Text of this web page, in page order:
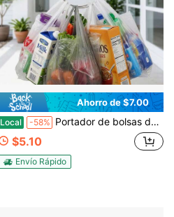
Ahorro de $7.00
Local -58% Portador de bolsas de comestibles de alta resistencia, portador de bolsas de metal de alta resistencia, agarre cómodo que alivia la carga de transporte, soporte de carga de hasta 100 libras de alta resistencia, accesorio de uso diario multi-escena, opción de regalo elegante
$5.10
Envío Rápido